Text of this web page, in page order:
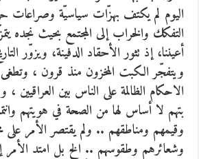
اليوم لم يكتف بهزّات سياسيّة وصراعات
التفكك والخراب إلى المجتمع بحيث نجده
أعيننا، إذ تثور الأحقاد الدفينة، ويزوّر
ويتفجّر الكبت المخزون منذ قرون ، وتطغى
الاحكام الظالمة على الناس بين العراقيين ،
بتهم لا أساس لها من الصحة في هويتهم
وقيمهم ومناطقهم .. ولم يقتصر الأمر على
وشعائرهم وطقوسهم .. الخ بل امتد الأمر